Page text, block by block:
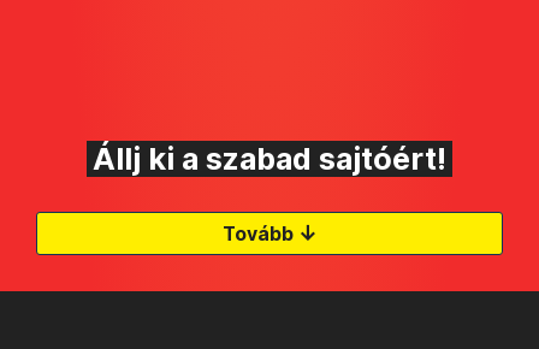
Állj ki a szabad sajtóért!
Tovább ↓